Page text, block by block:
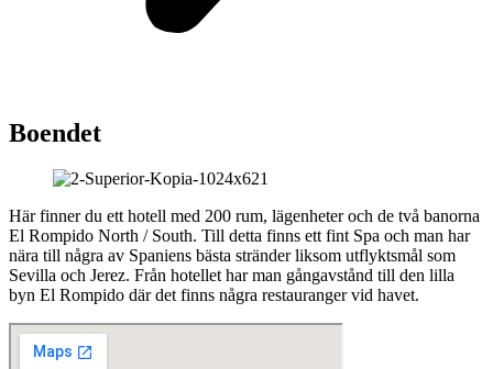
Boendet
Här finner du ett hotell med 200 rum, lägenheter och de två banorna
El Rompido North / South. Till detta finns ett fint Spa och man har
nära till några av Spaniens bästa stränder liksom utflyktsmål som
Sevilla och Jerez. Från hotellet har man gångavstånd till den lilla
byn El Rompido där det finns några restauranger vid havet.